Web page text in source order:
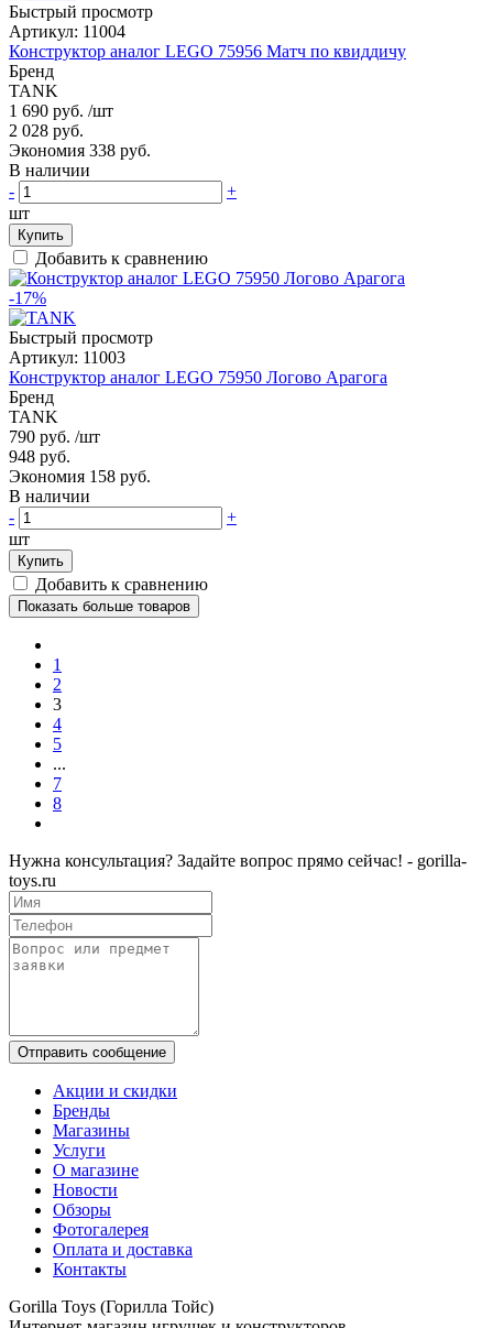
Быстрый просмотр
Артикул: 11004
Конструктор аналог LEGO 75956 Матч по квиддичу
Бренд
TANK
1 690 руб. /шт
2 028 руб.
Экономия 338 руб.
В наличии
-
+
шт
Купить
Добавить к сравнению
-17%
Быстрый просмотр
Артикул: 11003
Конструктор аналог LEGO 75950 Логово Арагога
Бренд
TANK
790 руб. /шт
948 руб.
Экономия 158 руб.
В наличии
-
+
шт
Купить
Добавить к сравнению
Показать больше товаров
1
2
3
4
5
...
7
8
Нужна консультация? Задайте вопрос прямо сейчас! - gorilla-
toys.ru
Отправить сообщение
Акции и скидки
Бренды
Магазины
Услуги
О магазине
Новости
Обзоры
Фотогалерея
Оплата и доставка
Контакты
Gorilla Toys (Горилла Тойс)